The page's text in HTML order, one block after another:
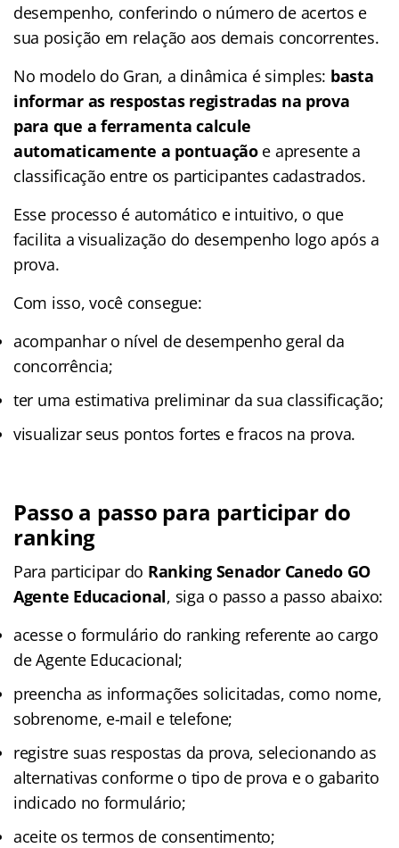
desempenho, conferindo o número de acertos e
sua posição em relação aos demais concorrentes.
No modelo do Gran, a dinâmica é simples: basta
informar as respostas registradas na prova
para que a ferramenta calcule
automaticamente a pontuaçãoe apresente a
classificação entre os participantes cadastrados.
Esse processo é automático e intuitivo, o que
facilita a visualização do desempenho logo após a
prova.
Com isso, você consegue:
acompanhar o nível de desempenho geral da
concorrência;
ter uma estimativa preliminar da sua classificação;
visualizar seus pontos fortes e fracos na prova.
Passo a passo para participar do
ranking
Para participar do Ranking Senador Canedo GO
Agente Educacional, siga o passo a passo abaixo:
acesse o formulário do ranking referente ao cargo
de Agente Educacional;
preencha as informações solicitadas, como nome,
sobrenome, e-mail e telefone;
registre suas respostas da prova, selecionando as
alternativas conforme o tipo de prova e o gabarito
indicado no formulário;
aceite os termos de consentimento;